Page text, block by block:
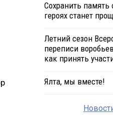
Сохранить память
героях станет
Летний сезон
переписи
как принять
Ялта, мы вместе!